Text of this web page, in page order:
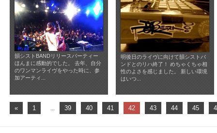
韻シストBANDリリースパーティー
ほんまに感動的でした。 去年、自分
のワンマンライヴをやった時に、参
加アーティ...
明後日のライヴに向けて韻シストバ
ンドとのリハ終了！ めちゃくちゃ相
性のよさを感じました。 新しい環境
はいつ...
« 1 39 40 41 42 43 44 45